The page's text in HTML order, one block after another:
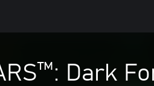
Dark